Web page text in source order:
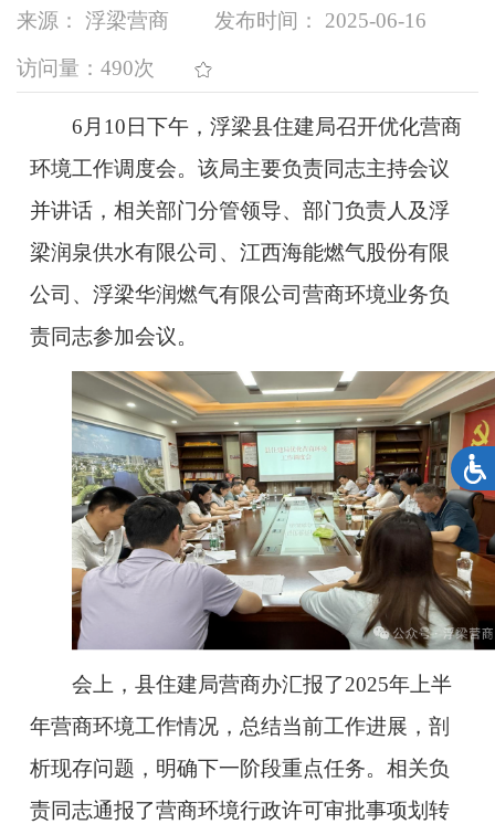
来源： 浮梁营商 发布时间： 2025-06-16
访问量： 490次
6月10日下午，浮梁县住建局召开优化营商
环境工作调度会。该局主要负责同志主持会议
并讲话，相关部门分管领导、部门负责人及浮
梁润泉供水有限公司、江西海能燃气股份有限
公司、浮梁华润燃气有限公司营商环境业务负
责同志参加会议。
会上，县住建局营商办汇报了2025年上半
年营商环境工作情况， 总结当前工作进展，剖
析现存问题，明确下一阶段重点任务。相关负
责同志通报了营商环境行政许可审批事项划转